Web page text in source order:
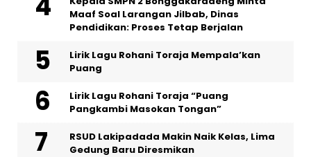
Maaf Soal Larangan Jilbab, Dinas
Pendidikan: Proses Tetap Berjalan
Lirik Lagu Rohani Toraja Mempala’kan
Puang
Lirik Lagu Rohani Toraja “Puang
Pangkambi Masokan Tongan”
RSUD Lakipadada Makin Naik Kelas, Lima
Gedung Baru Diresmikan